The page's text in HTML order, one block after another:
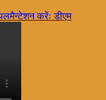
करेंः डीएम